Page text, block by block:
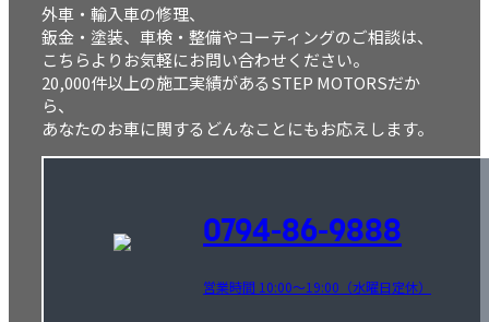
外車・輸入車の修理、
鈑金・塗装、車検・整備やコーティングのご相談は、
こちらよりお気軽にお問い合わせください。
20,000件以上の施工実績があるSTEP MOTORSだか
ら、
あなたのお車に関するどんなことにもお応えします。
0794-86-9888
営業時間 10:00～19:00（水曜日定休）